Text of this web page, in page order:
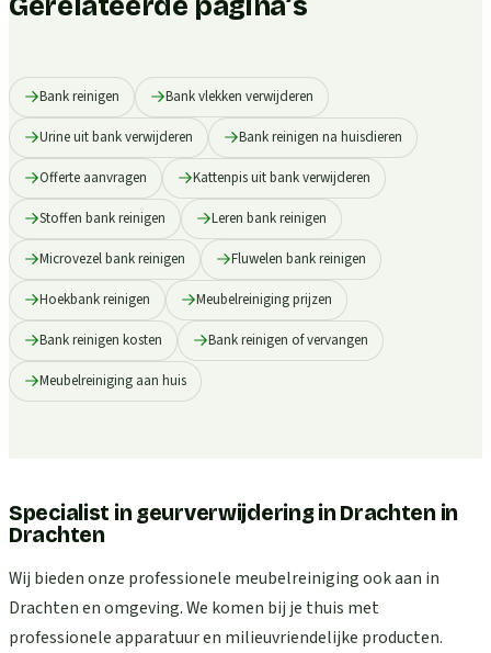
Gerelateerde pagina’s
Bank reinigen Bank vlekken verwijderen
Urine uit bank verwijderen Bank reinigen na huisdieren
Offerte aanvragen Kattenpis uit bank verwijderen
Stoffen bank reinigen Leren bank reinigen
Microvezel bank reinigen Fluwelen bank reinigen
Hoekbank reinigen Meubelreiniging prijzen
Bank reinigen kosten Bank reinigen of vervangen
Meubelreiniging aan huis
Specialist in geurverwijdering in Drachtenin
Drachten
Wij bieden onze professionele meubelreiniging ook aan in
Drachten en omgeving. We komen bij je thuis met
professionele apparatuur en milieuvriendelijke producten.